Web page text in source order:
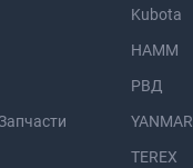
Kubota
HAMM
РВД
YANMAR
TEREX